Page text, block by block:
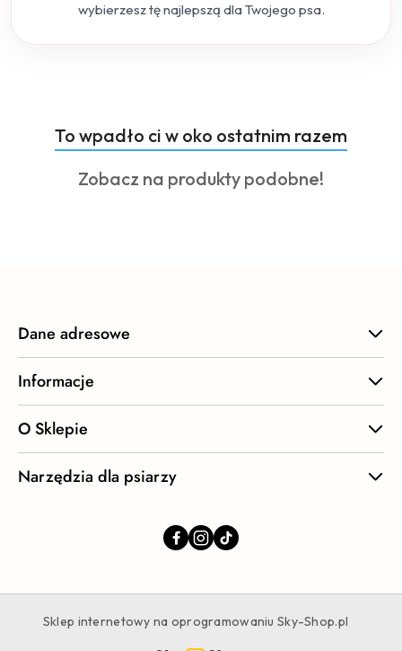
wybierzesz tę najlepszą dla Twojego psa.
Pomiń karuzelę produktów
Produkty
o
statusie:
To wpadło ci w oko ostatnim razem
Produkty
Zobacz na produkty podobne!
Dane adresowe
Informacje
O Sklepie
Narzędzia dla psiarzy
Sklep internetowy na oprogramowaniu Sky-Shop.pl